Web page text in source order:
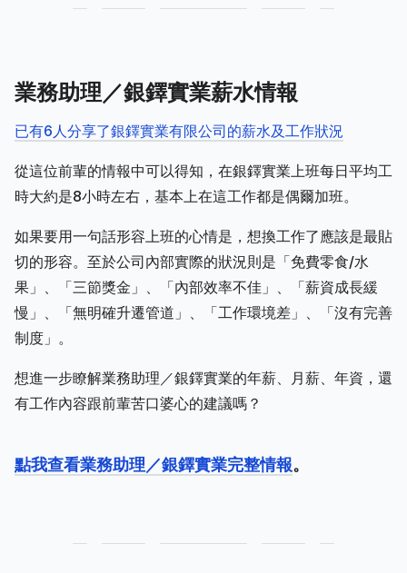
業務助理／銀鐸實業薪水情報
已有6人分享了銀鐸實業有限公司的薪水及工作狀況
從這位前輩的情報中可以得知，在銀鐸實業上班每日平均工
時大約是8小時左右，基本上在這工作都是偶爾加班。
如果要用一句話形容上班的心情是，想換工作了應該是最貼
切的形容。至於公司內部實際的狀況則是「免費零食/水
果」、「三節獎金」、「內部效率不佳」、「薪資成長緩
慢」、「無明確升遷管道」、「工作環境差」、「沒有完善
制度」。
想進一步瞭解業務助理／銀鐸實業的年薪、月薪、年資，還
有工作內容跟前輩苦口婆心的建議嗎？
點我查看業務助理／銀鐸實業完整情報。